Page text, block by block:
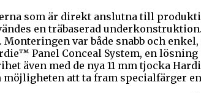
som är direkt anslutna till
en träbaserad
Monteringen var både snabb och
Panel Conceal System, en
även med de nya 11 mm tjocka
att ta fram specialfärger